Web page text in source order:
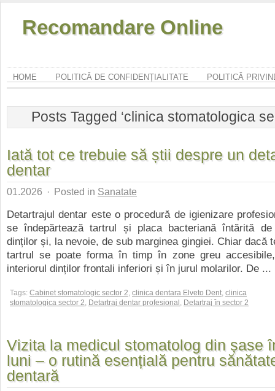
Recomandare Online
HOME POLITICĂ DE CONFIDENȚIALITATE POLITICĂ
Posts Tagged ‘clinica stomatologica
Iată tot ce trebuie să știi despre un
dentar
01.2026 · Posted in Sanatate
Detartrajul dentar este o procedură de igienizare
se îndepărtează tartrul și placa bacteriană întărită
dinților și, la nevoie, de sub marginea gingiei. Chiar dacă
tartrul se poate forma în timp în zone greu
interiorul dinților frontali inferiori și în jurul molarilor. De ...
Tags: Cabinet stomatologic sector 2, clinica dentara Elveto Dent, clinica
stomatologica sector 2, Detartraj dentar profesional , Detartraj în sector 2
Vizita la medicul stomatolog din șase
luni – o rutină esențială pentru
dentară